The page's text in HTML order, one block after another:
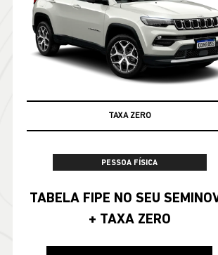
PESSOA FÍSICA
TABELA FIPE NO SEU SEMINOVO
+ TAXA ZERO